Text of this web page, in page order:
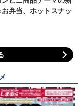
弁当、ホットスナッ